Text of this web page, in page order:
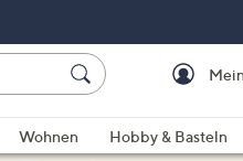
Wohnen
Hobby & Basteln